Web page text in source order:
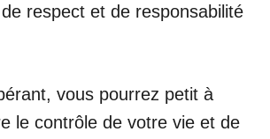
de respect et de responsabilité
vous pourrez petit à
le contrôle de votre vie et de